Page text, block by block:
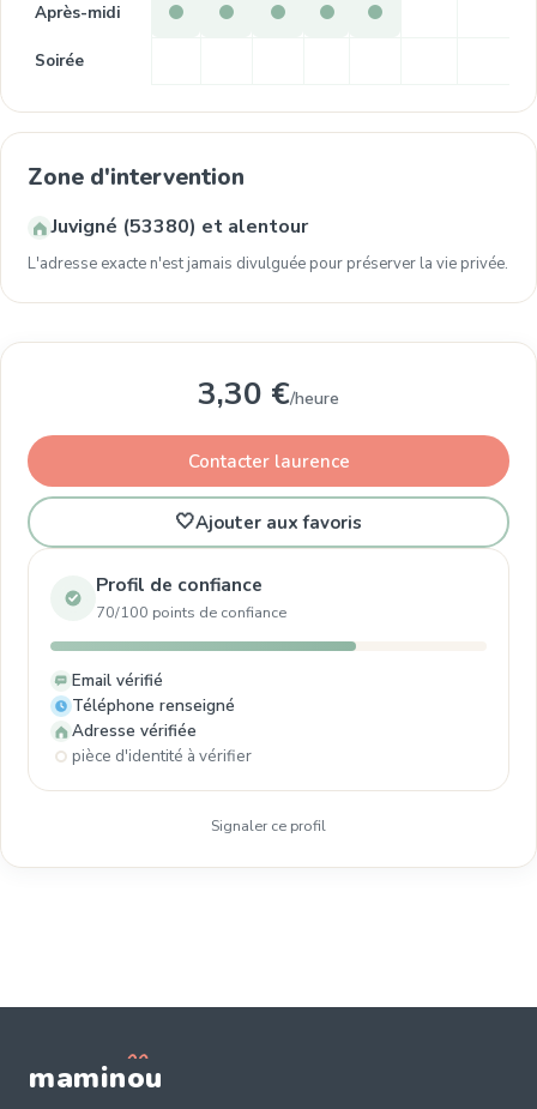
Après-midi
Soirée
Zone d'intervention
Juvigné (53380) et alentour
L'adresse exacte n'est jamais divulguée pour préserver la vie privée.
3,30 €/heure
Contacter laurence
🤍Ajouter aux favoris
Profil de confiance
70/100 points de confiance
Email vérifié
Téléphone renseigné
Adresse vérifiée
pièce d'identité à vérifier
Signaler ce profil
maminou